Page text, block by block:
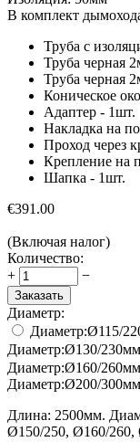
В комплект
Труба c
Труба черная
Труба черная
Коническое
Адаптер - 1шт.
Накладка на
Проход через
Крепление на
Шапка - 1шт.
€391.00
(Включая налог)
Количество:
+
−
Заказать
Диаметр:
Диаметр:Ø115/
Диаметр:Ø130/230мм
Диаметр:Ø160/260мм
Диаметр:Ø200/300мм
Длина: 2500мм.
Ø150/250, Ø160/260,